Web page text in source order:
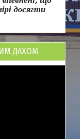
досягти
ДАХОМ